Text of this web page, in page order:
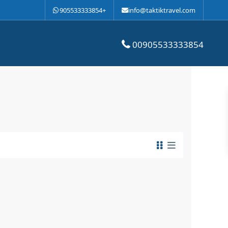
905533333854+ info@taktiktravel.com
00905533333854